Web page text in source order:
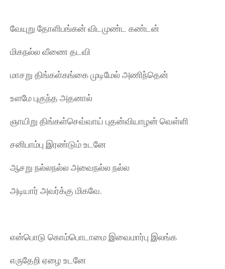
வேயுறு தோளிபங்கன் விடமுண்ட கண்டன்
மிகநல்ல வீணை தடவி
மாசறு திங்கள்கங்கை முடிமேல் அணிந்தென்
உளமே புகுந்த அதனால்
ஞாயிறு திங்கள்செவ்வாய் புதன்வியாழன் வெள்ளி
சனிபாம்பு இரண்டும் உடனே
ஆசறு நல்லநல்ல அவைநல்ல நல்ல
அடியார் அவர்க்கு மிகவே.
என்பொடு கொம்பொடாமை இவைமார்பு இலங்க
எருதேறி ஏழை உடனே